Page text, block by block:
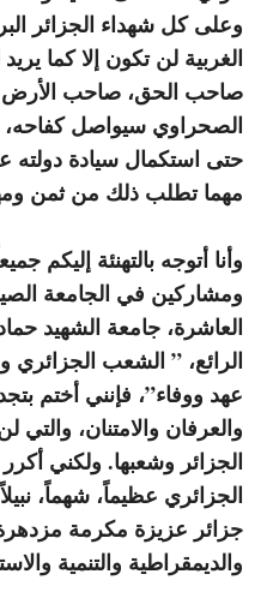
وعلى كل شهداء الجزائر
الغربية لن تكون إلا كما
صاحب الحق، صاحب
الصحراوي سيواصل كفاحه،
حتى استكمال سيادة دولته
مهما تطلب ذلك من ثمن
وأنا أتوجه بالتهنئة إليكم
ومشاركين في الجامعة
العاشرة، جامعة الشهيد
الرائع، ” الشعب
عهد ووفاء”، فإنني أختم
والعرفان والامتنان،
الجزائر وشعبها. ولكني
الجزائري عظيماً، شهماً،
جزائر عزيزة مكرمة
والديمقراطية والتنمية